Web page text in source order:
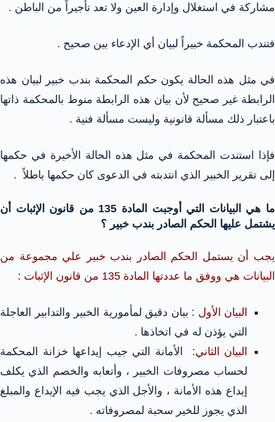
مشاركة في استغلال وإدارة العين ولا تعد تأجيراً من الباطن .
فتندب المحكمة خبيراً لبيان أي الإدعاء بين صحيح .
في مثل هذه الحالة يكون حكم المحكمة بندب خبير لبيان هذه
الرابطة غير صحيح لأن بيان هذه الرابطة منوط بالمحكمة ذاتها
باعتبار ذلك مسألة قانونية وليست مسألة فنية .
فإذا استندت المحكمة في مثل هذه الحالة الأخيرة في حكمها
إلى تقرير الخبير الذي انتدبته في الدعوى كان حكمها باطلاً .
ما هي البيانات التي أوجبت المادة 135 من قانون الإثبات أن
يشتمل عليها الحكم الصادر بندب خبير ؟
يجب أن يستمل الحكم الصادر بندب خبير علي مجموعة من
البيانات هي ووفق ما عددتها المادة 135 من قانون الإثبات :
البيان الأول : بيان دقيق لمأمورية الخبير والتدابير العاجلة
التي يؤذن له في اتخاذها .
البيان الثاني: الأمانة التي جيب إيداعها خزانة المحكمة
لحساب مصروفات الخبير ، وأتعابه والخصم الذي يكلف
إيداع هذه الأمانة ، والأجل الذي يجب فيه الإيداع والمبلغ
الذي يجوز للخير سحبة لمصروفاته .